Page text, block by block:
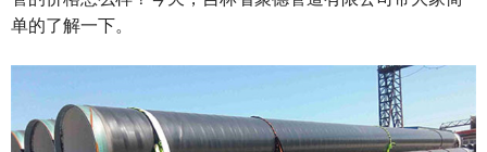
单的了解一下。